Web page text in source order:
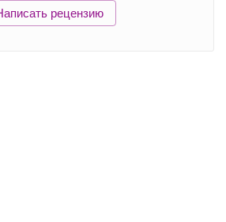
рецензию